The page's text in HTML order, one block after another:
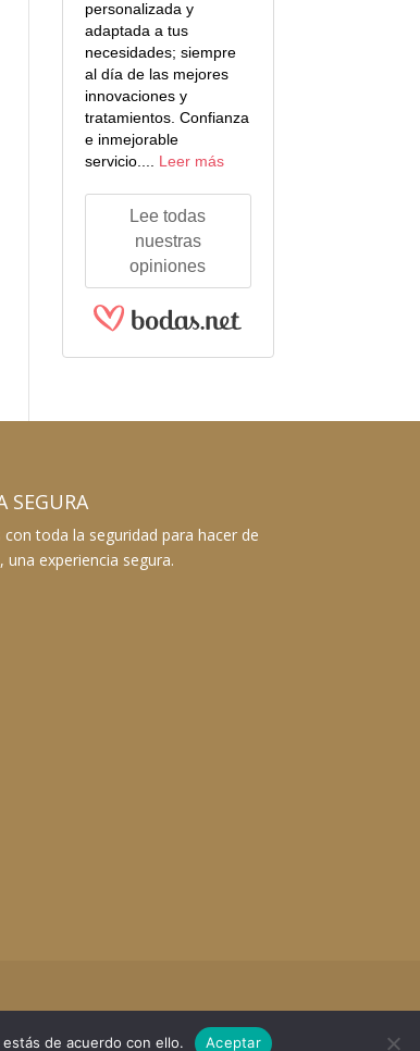
personalizada y
adaptada a tus
necesidades; siempre
al día de las mejores
innovaciones y
tratamientos. Confianza
e inmejorable
servicio.... Leer más
Lee todas
nuestras
opiniones
SEGURA
toda la seguridad para hacer de
una experiencia segura.
de acuerdo con ello. Aceptar